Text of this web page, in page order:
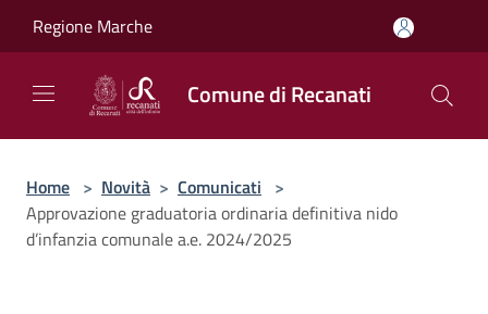
Regione Marche
Comune di Recanati
Home > Novità > Comunicati >
Approvazione graduatoria ordinaria definitiva nido
d’infanzia comunale a.e. 2024/2025